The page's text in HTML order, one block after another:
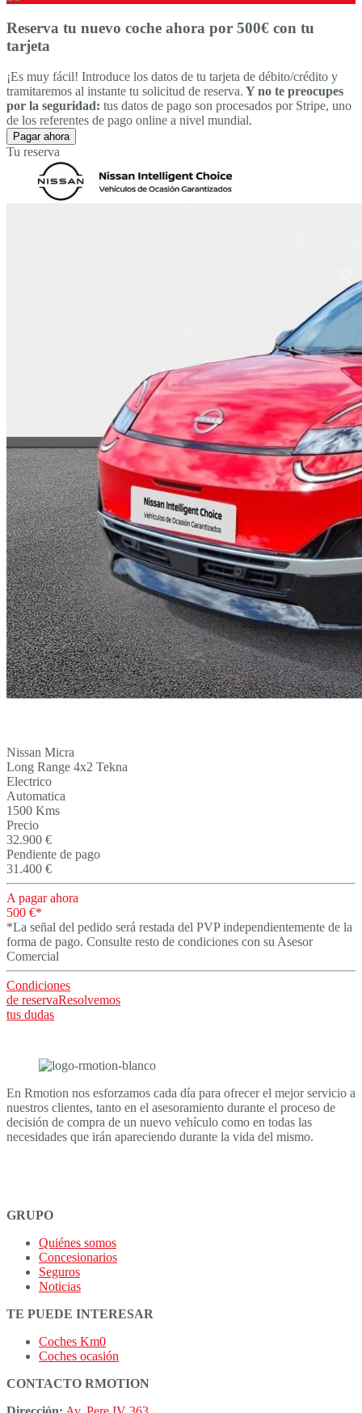
Reserva tu nuevo coche ahora por 500€ con tu
tarjeta
¡Es muy fácil! Introduce los datos de tu tarjeta de débito/crédito y
tramitaremos al instante tu solicitud de reserva. Y no te preocupes
por la seguridad: tus datos de pago son procesados por Stripe, uno
de los referentes de pago online a nivel mundial.
Pagar ahora
Tu reserva
Nissan Micra
Long Range 4x2 Tekna
Electrico
Automatica
1500 Kms
Precio
32.900 €
Pendiente de pago
31.400 €
A pagar ahora
500 €*
*La señal del pedido será restada del PVP independientemente de la
forma de pago. Consulte resto de condiciones con su Asesor
Comercial
Condiciones
de reservaResolvemos
tus dudas
En Rmotion nos esforzamos cada día para ofrecer el mejor servicio a
nuestros clientes, tanto en el asesoramiento durante el proceso de
decisión de compra de un nuevo vehículo como en todas las
necesidades que irán apareciendo durante la vida del mismo.
GRUPO
Quiénes somos
Concesionarios
Seguros
Noticias
TE PUEDE INTERESAR
Coches Km0
Coches ocasión
CONTACTO RMOTION